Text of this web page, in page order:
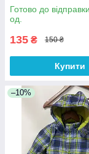
Готово до
од.
135 ₴ 150 ₴
Купити
–10%